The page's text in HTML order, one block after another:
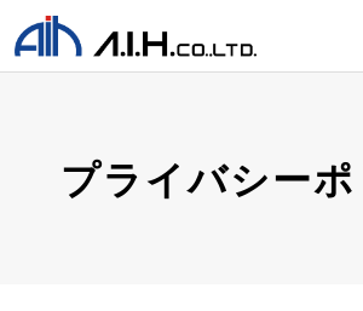
プライバシー